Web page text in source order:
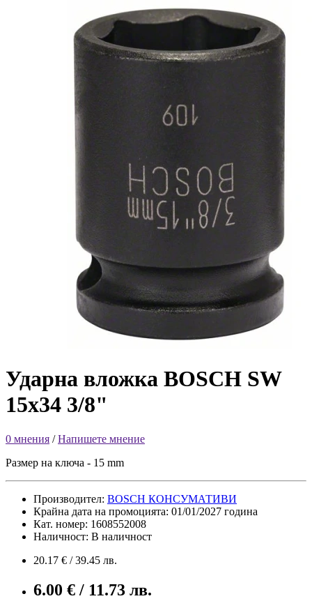
Ударна вложка BOSCH SW
15x34 3/8"
0 мнения /Напишете мнение
Размер на ключа - 15 mm
Производител: BOSCH КОНСУМАТИВИ
Крайна дата на промоцията: 01/01/2027 година
Кат. номер: 1608552008
Наличност: В наличност
20.17 € / 39.45 лв.
6.00 € / 11.73 лв.